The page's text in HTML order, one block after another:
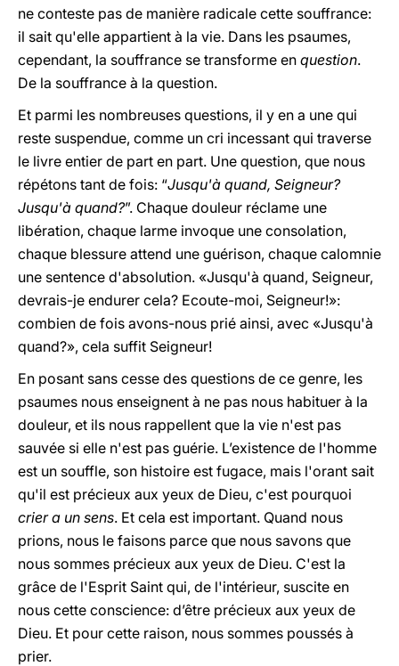
ne conteste pas de manière radicale cette souffrance:
il sait qu'elle appartient à la vie. Dans les psaumes,
cependant, la souffrance se transforme en question.
De la souffrance à la question.
Et parmi les nombreuses questions, il y en a une qui
reste suspendue, comme un cri incessant qui traverse
le livre entier de part en part. Une question, que nous
répétons tant de fois: “Jusqu'à quand, Seigneur?
Jusqu'à quand?”. Chaque douleur réclame une
libération, chaque larme invoque une consolation,
chaque blessure attend une guérison, chaque calomnie
une sentence d'absolution. «Jusqu'à quand, Seigneur,
devrais-je endurer cela? Ecoute-moi, Seigneur!»:
combien de fois avons-nous prié ainsi, avec «Jusqu'à
quand?», cela suffit Seigneur!
En posant sans cesse des questions de ce genre, les
psaumes nous enseignent à ne pas nous habituer à la
douleur, et ils nous rappellent que la vie n'est pas
sauvée si elle n'est pas guérie. L’existence de l'homme
est un souffle, son histoire est fugace, mais l'orant sait
qu'il est précieux aux yeux de Dieu, c'est pourquoi
crier a un sens. Et cela est important. Quand nous
prions, nous le faisons parce que nous savons que
nous sommes précieux aux yeux de Dieu. C'est la
grâce de l'Esprit Saint qui, de l'intérieur, suscite en
nous cette conscience: d’être précieux aux yeux de
Dieu. Et pour cette raison, nous sommes poussés à
prier.